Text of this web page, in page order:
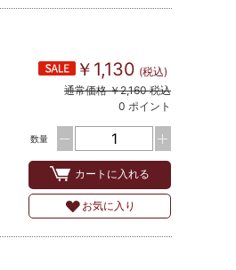
￥1,130 (税込)
通常価格 ￥2,160 税込
0 ポイント
数量
カートに入れる
お気に入り